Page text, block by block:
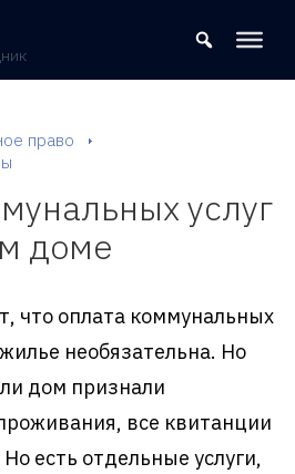
302-09-37
право
услуг
доме
что оплата коммунальных
необязательна. Но
дом признали
все квитанции
есть отдельные услуги,